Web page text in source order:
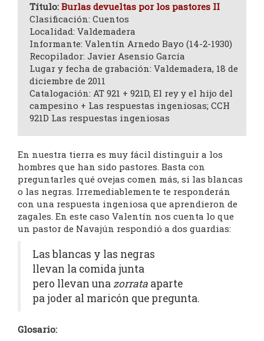
Título: Burlas devueltas por los pastores II
Clasificación: Cuentos
Localidad: Valdemadera
Informante: Valentín Arnedo Bayo (14-2-1930)
Recopilador: Javier Asensio García
Lugar y fecha de grabación: Valdemadera, 18 de
diciembre de 2011
Catalogación: AT 921 + 921D, El rey y el hijo del
campesino + Las respuestas ingeniosas; CCH
921D Las respuestas ingeniosas
En nuestra tierra es muy fácil distinguir a los
hombres que han sido pastores. Basta con
preguntarles qué ovejas comen más, si las blancas
o las negras. Irremediablemente te responderán
con una respuesta ingeniosa que aprendieron de
zagales. En este caso Valentín nos cuenta lo que
un pastor de Navajún respondió a dos guardias:
Las blancas y las negras
llevan la comida junta
pero llevan unazorrata aparte
pa joder al maricón que pregunta.
Glosario: